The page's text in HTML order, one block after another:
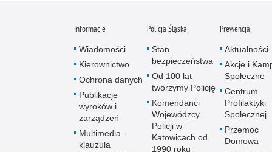
Informacje
Wiadomości
Kierownictwo
Ochrona danych
Publikacje
wyroków i
zarządzeń
Multimedia -
klauzula
Policja Śląska
Stan
bezpieczeństwa
Od 100 lat
tworzymy Policję
Komendanci
Wojewódzcy
Policji w
Katowicach od
1990 roku
Prewencja
Aktualności
Akcje i
Społeczne
Centrum
Profilaktyki
Społecznej
Przemoc
Domowa